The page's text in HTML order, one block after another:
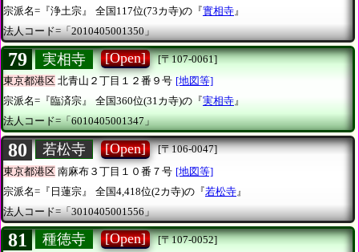
宗派名=『浄土宗』
全国117位(73カ寺)の『實相寺 』
法人コード=「2010405001350」
79 実相寺 [Open]
[〒107-0061]
東京都港区 北青山２丁目１２番９号 [地図等]
宗派名=『臨済宗』
全国360位(31カ寺)の『実相寺』
法人コード=「6010405001347」
80 若松寺 [Open]
[〒106-0047]
東京都港区 南麻布３丁目１０番７号 [地図等]
宗派名=『日蓮宗』
全国4,418位(2カ寺)の『若松寺 』
法人コード=「3010405001556」
81 種徳寺 [Open]
[〒107-0052]